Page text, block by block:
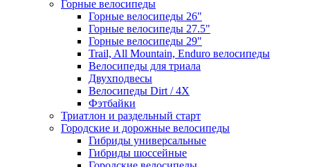
Горные велосипеды
Горные велосипеды 26"
Горные велосипеды 27.5"
Горные велосипеды 29"
Trail, All Mountain, Enduro велосипеды
Велосипеды для триала
Двухподвесы
Велосипеды Dirt / 4X
Фэтбайки
Триатлон и раздельный старт
Городские и дорожные велосипеды
Гибриды универсальные
Гибриды шоссейные